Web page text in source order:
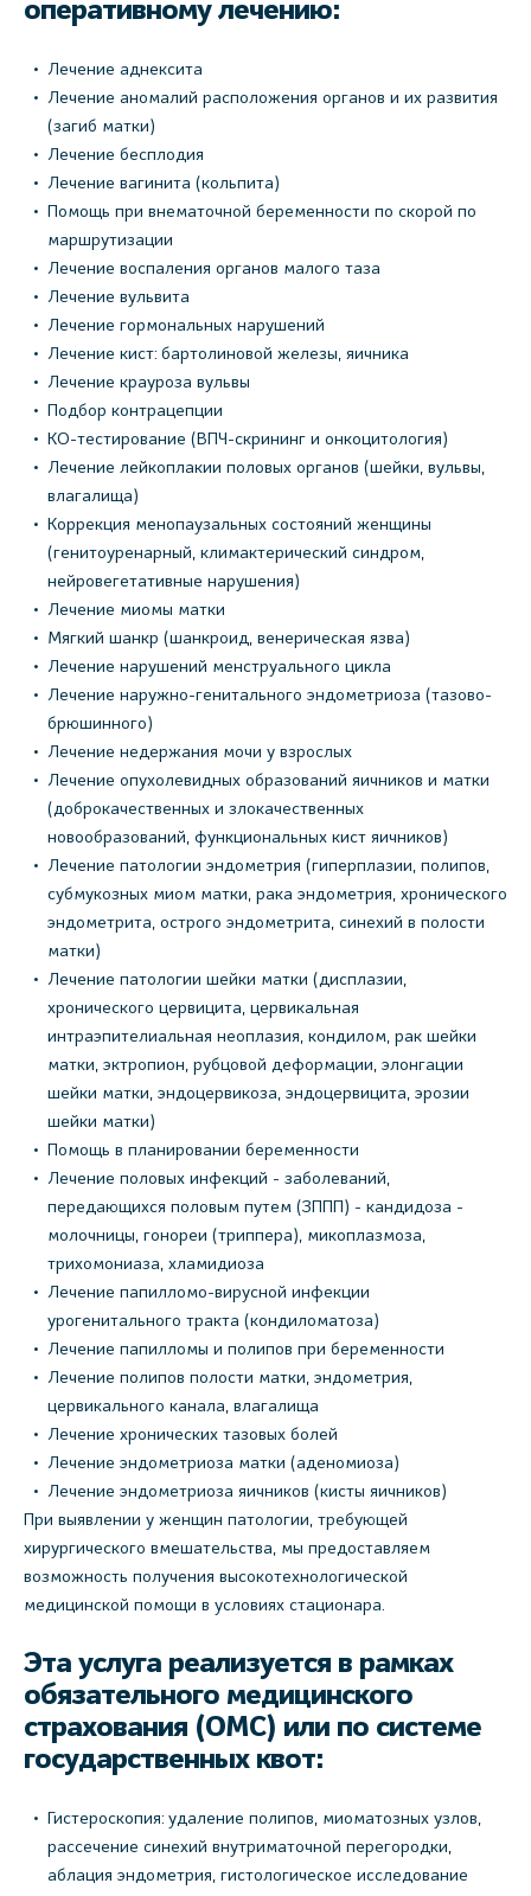
оперативному лечению:
Лечение аднексита
Лечение аномалий расположения органов и их развития
(загиб матки)
Лечение бесплодия
Лечение вагинита (кольпита)
Помощь при внематочной беременности по скорой по
маршрутизации
Лечение воспаления органов малого таза
Лечение вульвита
Лечение гормональных нарушений
Лечение кист: бартолиновой железы, яичника
Лечение крауроза вульвы
Подбор контрацепции
КО-тестирование (ВПЧ-скрининг и онкоцитология)
Лечение лейкоплакии половых органов (шейки, вульвы,
влагалища)
Коррекция менопаузальных состояний женщины
(генитоуренарный, климактерический синдром,
нейровегетативные нарушения)
Лечение миомы матки
Мягкий шанкр (шанкроид, венерическая язва)
Лечение нарушений менструального цикла
Лечение наружно-генитального эндометриоза (тазово-
брюшинного)
Лечение недержания мочи у взрослых
Лечение опухолевидных образований яичников и матки
(доброкачественных и злокачественных
новообразований, функциональных кист яичников)
Лечение патологии эндометрия (гиперплазии, полипов,
субмукозных миом матки, рака эндометрия, хронического
эндометрита, острого эндометрита, синехий в полости
матки)
Лечение патологии шейки матки (дисплазии,
хронического цервицита, цервикальная
интраэпителиальная неоплазия, кондилом, рак шейки
матки, эктропион, рубцовой деформации, элонгации
шейки матки, эндоцервикоза, эндоцервицита, эрозии
шейки матки)
Помощь в планировании беременности
Лечение половых инфекций - заболеваний,
передающихся половым путем (ЗППП) - кандидоза -
молочницы, гонореи (триппера), микоплазмоза,
трихомониаза, хламидиоза
Лечение папилломо-вирусной инфекции
урогенитального тракта (кондиломатоза)
Лечение папилломы и полипов при беременности
Лечение полипов полости матки, эндометрия,
цервикального канала, влагалища
Лечение хронических тазовых болей
Лечение эндометриоза матки (аденомиоза)
Лечение эндометриоза яичников (кисты яичников)
При выявлении у женщин патологии, требующей
хирургического вмешательства, мы предоставляем
возможность получения высокотехнологической
медицинской помощи в условиях стационара.
Эта услуга реализуется в рамках
обязательного медицинского
страхования (ОМС) или по системе
государственных квот:
Гистероскопия: удаление полипов, миоматозных узлов,
рассечение синехий внутриматочной перегородки,
аблация эндометрия, гистологическое исследование